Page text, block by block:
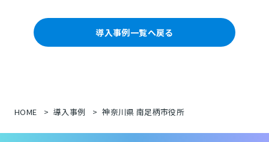
導入事例一覧へ戻る
HOME 導入事例 神奈川県 南足柄市役所